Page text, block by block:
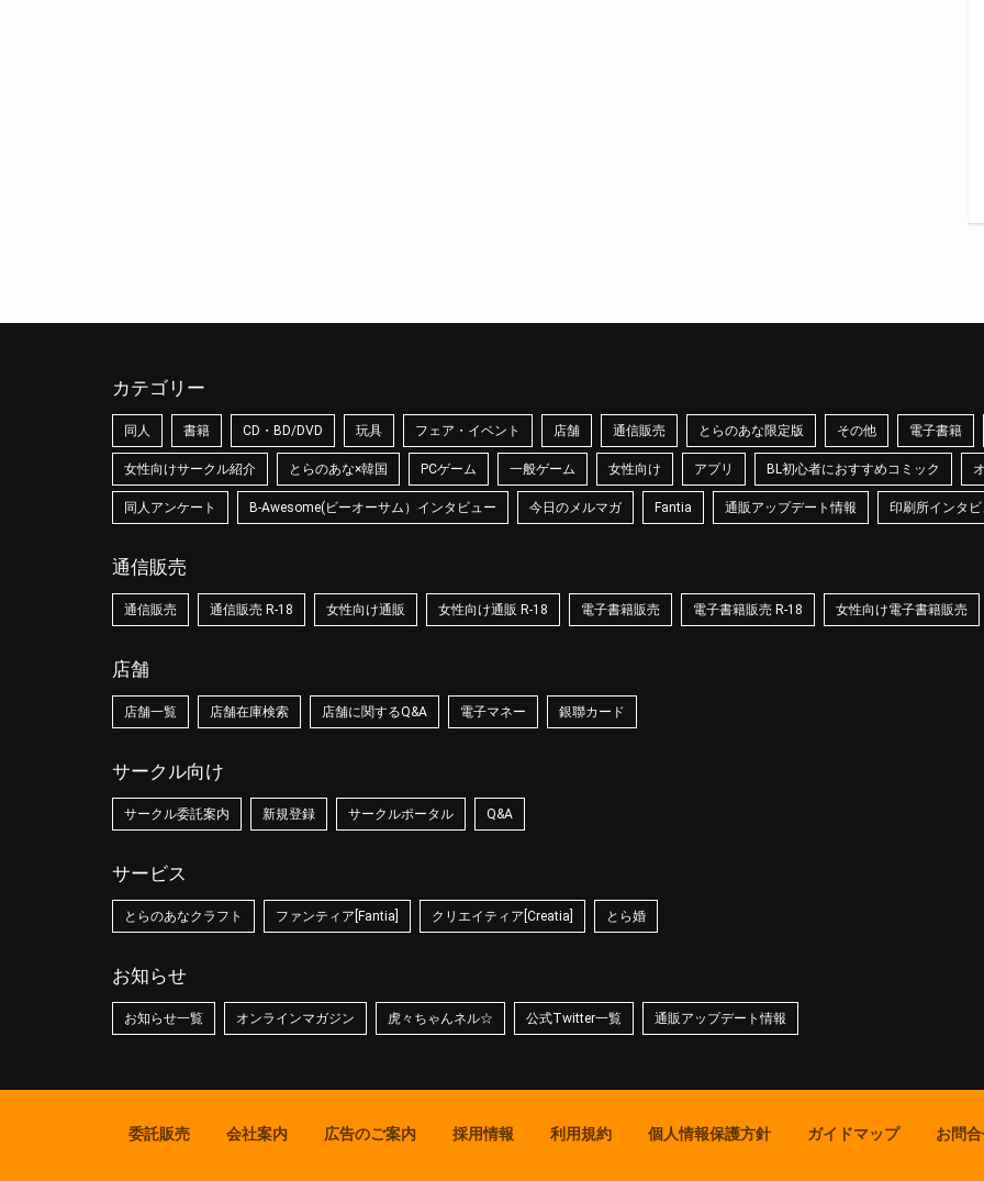
カテゴリー
同人 書籍 CD・BD/DVD 玩具 フェア・イベント 店舗 通信販売 とらのあな限定版 その他 電子書籍
女性向けサークル紹介 とらのあな×韓国 PCゲーム 一般ゲーム 女性向け アプリ BL初心者におすすめコミック
同人アンケート B-Awesome(ビーオーサム）インタビュー 今日のメルマガ Fantia 通販アップデート情報 印刷所インタ
通信販売
通信販売 通信販売 R-18 女性向け通販 女性向け通販 R-18 電子書籍販売 電子書籍販売 R-18 女性向け電子書籍販売
店舗
店舗一覧 店舗在庫検索 店舗に関するQ&A 電子マネー 銀聯カード
サークル向け
サークル委託案内 新規登録 サークルポータル Q&A
サービス
とらのあなクラフト ファンティア[Fantia] クリエイティア[Creatia] とら婚
お知らせ
お知らせ一覧 オンラインマガジン 虎々ちゃんネル☆ 公式Twitter一覧 通販アップデート情報
委託販売 会社案内 広告のご案内 採用情報 利用規約 個人情報保護方針 ガイドマップ お問